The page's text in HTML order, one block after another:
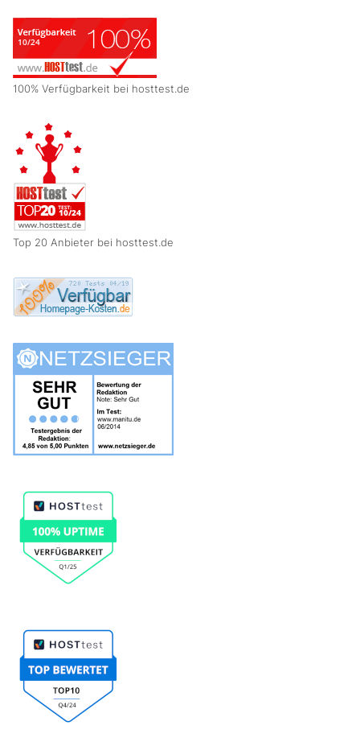
100% Verfügbarkeit bei hosttest.de
Top 20 Anbieter bei hosttest.de